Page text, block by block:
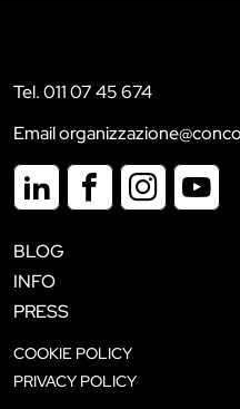
Tel. 011 07 45 674
Email
BLOG
INFO
PRESS
COOKIE POLICY
PRIVACY POLICY